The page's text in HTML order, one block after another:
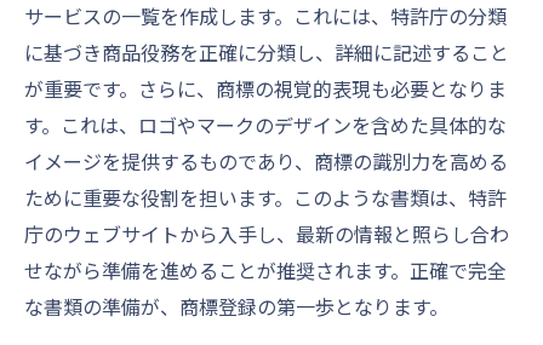
サービスの一覧を作成します。これには、特許庁の分類
に基づき商品役務を正確に分類し、詳細に記述すること
が重要です。さらに、商標の視覚的表現も必要となりま
す。これは、ロゴやマークのデザインを含めた具体的な
イメージを提供するものであり、商標の識別力を高める
ために重要な役割を担います。このような書類は、特許
庁のウェブサイトから入手し、最新の情報と照らし合わ
せながら準備を進めることが推奨されます。正確で完全
な書類の準備が、商標登録の第一歩となります。